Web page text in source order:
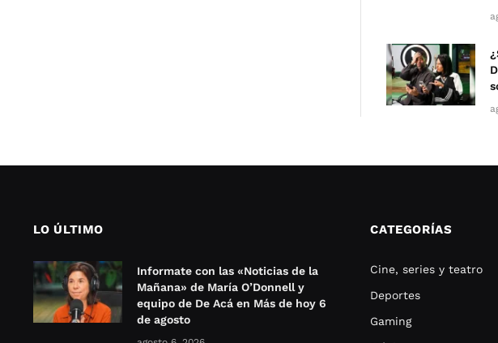
LO ÚLTIMO
Informate con las «Noticias de la
Mañana» de María O’Donnell y
equipo de De Acá en Más de hoy 6
de agosto
CATEGORÍAS
Cine, series y teatro
Deportes
Gaming